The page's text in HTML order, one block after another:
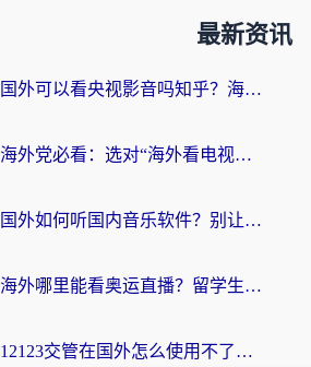
最新资讯
国外可以看央视影音吗知乎？海外党亲测有效的回国加速方案
海外党必看：选对“海外看电视剧软件”，再也不用愁国内剧刷不了
国外如何听国内音乐软件？别让地域限制，断了你的中文歌单
海外哪里能看奥运直播？留学生&海外华人必看的体育赛事观赛终极指南
12123交管在国外怎么使用不了？海外华人必看的无缝访问国内资源指南